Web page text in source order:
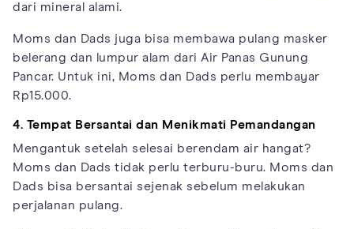
dari mineral alami.
Moms dan Dads juga bisa membawa pulang masker
belerang dan lumpur alam dari Air Panas Gunung
Pancar. Untuk ini, Moms dan Dads perlu membayar
Rp15.000.
4. Tempat Bersantai dan Menikmati Pemandangan
Mengantuk setelah selesai berendam air hangat?
Moms dan Dads tidak perlu terburu-buru. Moms dan
Dads bisa bersantai sejenak sebelum melakukan
perjalanan pulang.